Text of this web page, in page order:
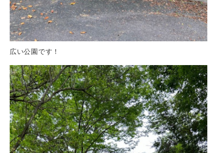
広い公園です！